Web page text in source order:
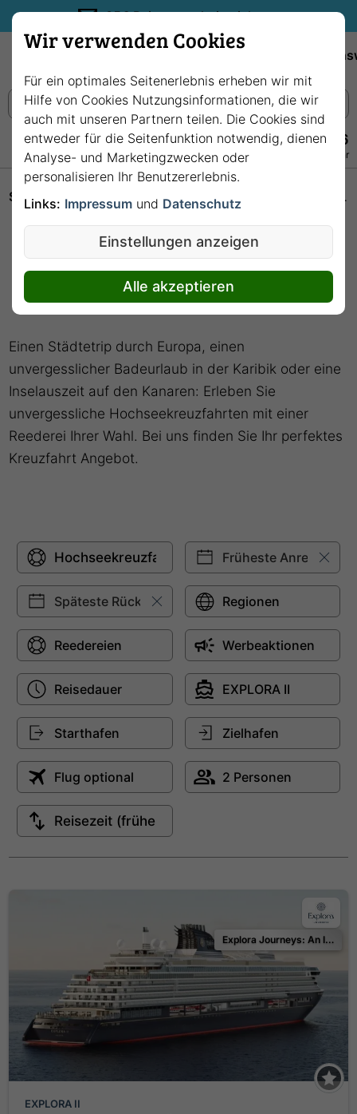
35€ Reisegutschein sichern.
+49 228 3875 7256
Persönlich · Kostenlos · Täglich 08–22 Uhr
Startseite Hochseekreuzfahrten: Unterwegs auf den Weltmeeren
Hochseekreuzfahrten:
Unterwegs auf den
Weltmeeren
Einen Städtetrip durch Europa, einen
unvergesslicher Badeurlaub in der Karibik oder eine
Inselauszeit auf den Kanaren: Erleben Sie
unvergessliche Hochseekreuzfahrten mit einer
Reederei Ihrer Wahl. Bei uns finden Sie Ihr perfektes
Kreuzfahrt Angebot.
Explora Journeys: An Invitation to Celebrate
EXPLORA II
Wir verwenden Cookies
Für ein optimales Seitenerlebnis erheben wir mit
Hilfe von Cookies Nutzungsinformationen, die wir
auch mit unseren Partnern teilen. Die Cookies sind
entweder für die Seitenfunktion notwendig, dienen
Analyse- und Marketingzwecken oder
personalisieren Ihr Benutzererlebnis.
Links: Impressum und Datenschutz
Einstellungen anzeigen
Alle akzeptieren